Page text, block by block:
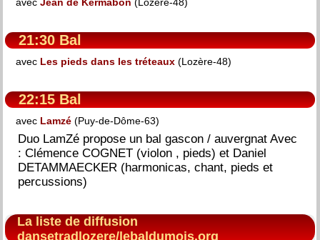
avecJean de Kermabon (Lozère-48)
21:30 Bal
avec Les pieds dans les tréteaux (Lozère-48)
22:15 Bal
avec Lamzé (Puy-de-Dôme-63)
Duo LamZé propose un bal gascon / auvergnat Avec
: Clémence COGNET (violon , pieds) et Daniel
DETAMMAECKER (harmonicas, chant, pieds et
percussions)
La liste de diffusion
dansetradlozere/lebaldumois.org